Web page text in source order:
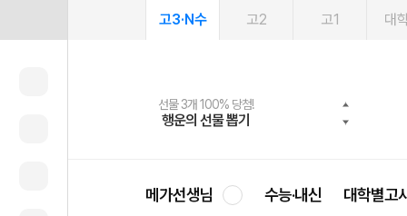
고3·N수 고2 고1 대
선물 3개 100% 당첨!
행운의 선물 뽑기
선물 100% 증정!
메가스터디 X 올리브
여름방학 스터디 캐시백
메가런 썸머스쿨
2027 러셀 단과
강사 공개선발
스마트러닝앱
설문 EVENT
메가패스
3일 무료 체험권
메가패스 수강생 무료혜택!
메가클럽 멤버십
사회공헌 캠페인
희망이룸 메가나눔
메가선생님 수능·내신 대학별고